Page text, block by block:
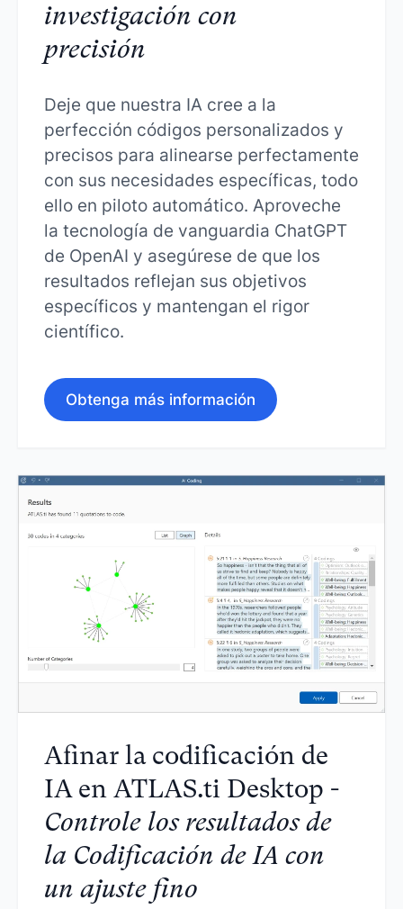
investigación con
precisión
Deje que nuestra IA cree a la
perfección códigos personalizados y
precisos para alinearse perfectamente
con sus necesidades específicas, todo
ello en piloto automático. Aproveche
la tecnología de vanguardia ChatGPT
de OpenAI y asegúrese de que los
resultados reflejan sus objetivos
específicos y mantengan el rigor
científico.
Obtenga más información
Afinar la codificación de
IA en ATLAS.ti Desktop -
Controle los resultados de
la Codificación de IA con
un ajuste fino